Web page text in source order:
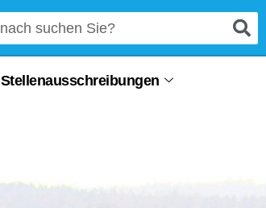
Stellenausschreibungen